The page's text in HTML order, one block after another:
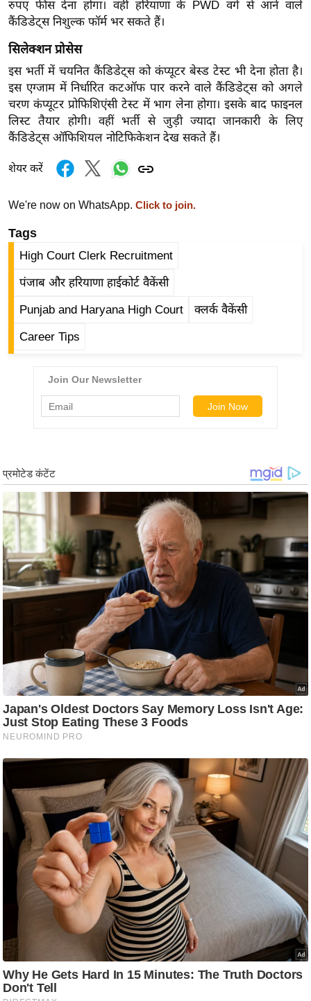
त
ऑ
टो
र्ल्ड
न्यू
ज
ब्री
रं
ज
न
ग
त
ली
फि
ल्म
स
मी
क्षा
B
r
i
n
g
N
e
ला
इ
फ
स्टा
इ
ल
टे
क्नॉ
लॉ
ब्यू
टी
रुपए फीस देना होगा। वहीं हरियाणा के PWD वर्ग से आने वाले
कैंडिडेट्स निशुल्क फॉर्म भर सकते हैं।
सिलेक्शन प्रोसेस
इस भर्ती में चयनित कैंडिडेट्स को कंप्यूटर बेस्ड टेस्ट भी देना होता है।
इस एग्जाम में निर्धारित कटऑफ पार करने वाले कैंडिडेट्स को अगले
चरण कंप्यूटर प्रोफिशिएंसी टेस्ट में भाग लेना होगा। इसके बाद फाइनल
लिस्ट तैयार होगी। वहीं भर्ती से जुड़ी ज्यादा जानकारी के लिए
कैंडिडेट्स ऑफिशियल नोटिफिकेशन देख सकते हैं।
शेयर करें
We're now on WhatsApp. Click to join.
Tags
High Court Clerk Recruitment
पंजाब और हरियाणा हाईकोर्ट वैकेंसी
Punjab and Haryana High Court क्लर्क वैकेंसी
Career Tips